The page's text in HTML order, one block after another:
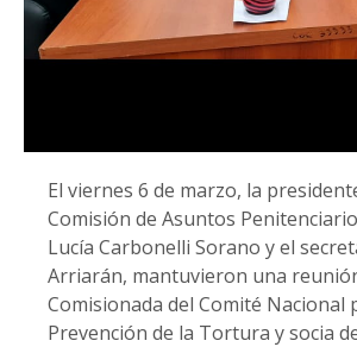
El viernes 6 de marzo, la
Comisión de Asuntos
Lucía Carbonelli Sorano y el
Arriarán, mantuvieron una
Comisionada del Comité Nacional
Prevención de la Tortura y socia